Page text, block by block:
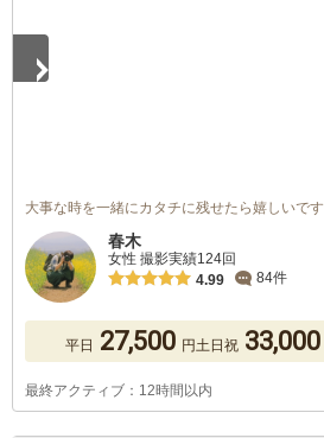
大事な時を一緒にカタチに残せたら嬉しいです
春木
女性 撮影実績124回
4.99
84件
平日 27,500 円土日祝 33,000
最終アクティブ：12時間以内